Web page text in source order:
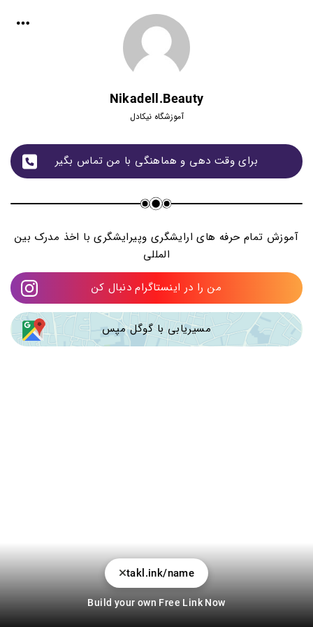
Nikadell.beauty
آموزشگاه نیکادل
برای وقت دهی و هماهنگی با من تماس بگیر
آموزش تمام حرفه های ارایشگری و‌پیرایشگری با اخذ مدرک بین
المللی
من را در اینستاگرام دنبال کن
مسیریابی با گوگل مپس
takl.ink/name
Build your own Free Link Now